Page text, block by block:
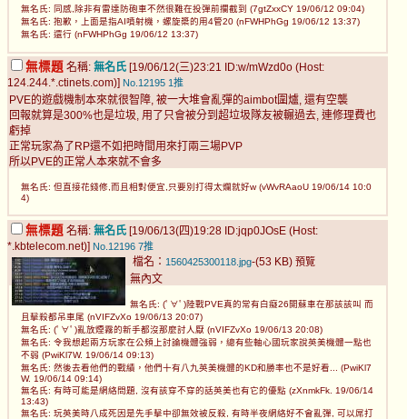
無名氏: 同感,除非有雷達防砲車不然很難在投彈前攔截到 (7gtZxxCY 19/06/12 09:04)
無名氏: 抱歉，上面是指AI噴射機，螺旋槳的用4管20 (nFWHPhGg 19/06/12 13:37)
無名氏: 還行 (nFWHPhGg 19/06/12 13:37)
無標題 名稱: 無名氏 [19/06/12(三)23:21 ID:w/mWzd0o (Host:
124.244.*.ctinets.com)] No.12195 1推
PVE的遊戲機制本來就很智障, 被一大堆會亂彈的aimbot圍爐, 還有空襲
回報就算是300%也是垃圾, 用了只會被分到超垃圾隊友被輾過去, 連修理費也
虧掉
正常玩家為了RP還不如把時間用來打兩三場PVP
所以PVE的正常人本來就不會多
無名氏: 但直接花錢修,而且相對便宜,只要別打得太爛就好w (vWvRAaoU 19/06/14 10:0
4)
無標題 名稱: 無名氏 [19/06/13(四)19:28 ID:jqp0JOsE (Host:
*.kbtelecom.net)] No.12196 7推
檔名： 1560425300118.jpg-(53 KB) 預覽
無內文
無名氏: (ﾟ∀ﾟ)陸戰PVE真的常有白癡26開蘇車在那該該叫 而
且擊殺都吊車尾 (nVIFZvXo 19/06/13 20:07)
無名氏: (ﾟ∀ﾟ)亂放煙霧的新手都沒那麼討人厭 (nVIFZvXo 19/06/13 20:08)
無名氏: 令我想起兩方玩家在公頻上討論機體強弱，總有些軸心國玩家說英美機體一點也
不弱 (PwiKl7W. 19/06/14 09:13)
無名氏: 然後去看他們的戰績，他們十有八九英美機體的KD和勝率也不是好看... (PwiKl7
W. 19/06/14 09:14)
無名氏: 有時可能是網絡問題, 沒有該穿不穿的話英美也有它的優點 (zXnmkFk. 19/06/14
13:43)
無名氏: 玩英美時八成死因是先手擊中卻無效被反殺, 有時半夜網絡好不會亂彈, 可以屌打